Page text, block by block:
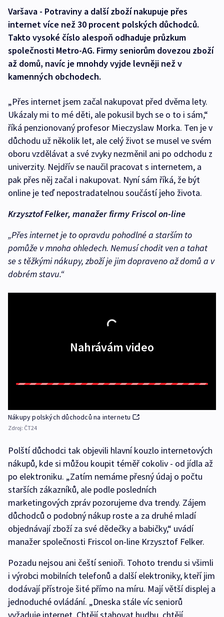
Varšava - Potraviny a další zboží nakupuje přes
internet více než 30 procent polských důchodců.
Takto vysoké číslo alespoň odhaduje průzkum
společnosti Metro-AG. Firmy seniorům dovezou zboží
až domů, navíc je mnohdy vyjde levněji než v
kamenných obchodech.
„Přes internet jsem začal nakupovat před dvěma lety.
Ukázaly mi to mé děti, ale pokusil bych se o to i sám,“
říká penzionovaný profesor Mieczyslaw Morka. Ten je v
důchodu už několik let, ale celý život se musel ve svém
oboru vzdělávat a své zvyky nezměnil ani po odchodu z
univerzity. Nejdřív se naučil pracovat s internetem, a
pak přes něj začal i nakupovat. Nyní sám říká, že být
online je teď nepostradatelnou součástí jeho života.
Krzysztof Felker, manažer firmy Friscol on-line
„Přes internet je to opravdu pohodlné a starším to
pomůže v mnoha ohledech. Nemusí chodit ven a tahat
se s těžkými nákupy, zboží je jim dopraveno až domů a v
dobrém stavu.“
Nahrávám video
Nákupy polských důchodců na internetu
Zdroj: ČT24
Polští důchodci tak objevili hlavní kouzlo internetových
nákupů, kde si můžou koupit téměř cokoliv - od jídla až
po elektroniku. „Zatím nemáme přesný údaj o počtu
starších zákazníků, ale podle posledních
marketingových zpráv pozorujeme dva trendy. Zájem
důchodců o podobný nákup roste a za druhé mladí
objednávají zboží za své dědečky a babičky,“ uvádí
manažer společnosti Friscol on-line Krzysztof Felker.
Pozadu nejsou ani čeští senioři. Tohoto trendu si všimli
i výrobci mobilních telefonů a další elektroniky, kteří jim
dodávají přístroje šité přímo na míru. Mají větší displej a
jednoduché ovládání. „Dneska stále víc seniorů